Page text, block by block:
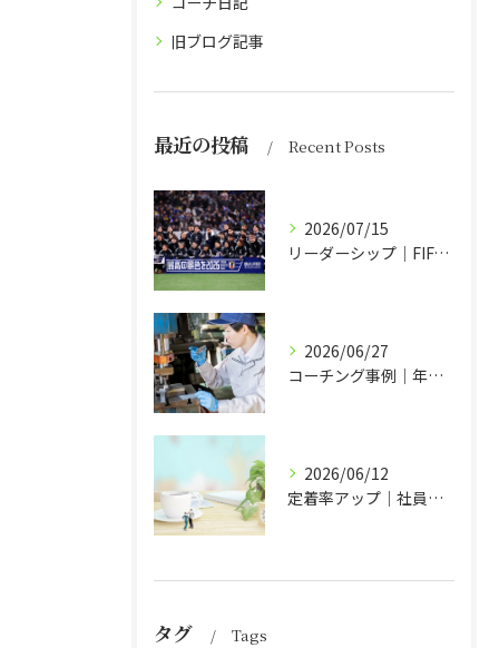
旧ブログ記事
最近の投稿 Recent Posts
2026/07/15
リーダーシップ｜FIFAワールドカップ2026日本代表チームの場合
2026/06/27
コーチング事例｜年度方針づくりも経営方針発表会も冗談が言い合える会社
2026/06/12
定着率アップ｜社員はコミュニケーションを求めている
タグ Tags